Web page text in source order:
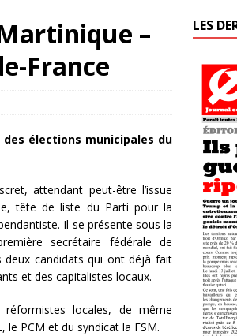
–
France
élections municipales du
attendant peut-être l’issue
tête de liste du Parti pour la
Il se présente sous la
secrétaire fédérale de
deux candidats qui ont déjà fait
et des capitalistes locaux.
locales, de même
le PCM et du syndicat la FSM.
LES